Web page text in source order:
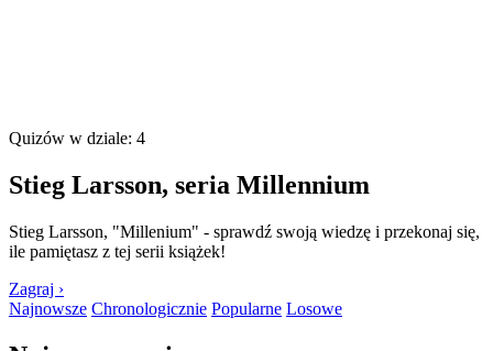
Quizów w dziale: 4
Stieg Larsson, seria Millennium
Stieg Larsson, "Millenium" - sprawdź swoją wiedzę i przekonaj się,
ile pamiętasz z tej serii książek!
Zagraj ›
Najnowsze Chronologicznie Popularne Losowe